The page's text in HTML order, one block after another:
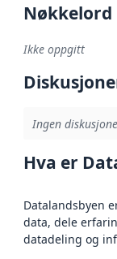
Nøkkelord
Ikke oppgitt
Ingen
Hva er
Datalandsbyen
data, dele
datadeling og